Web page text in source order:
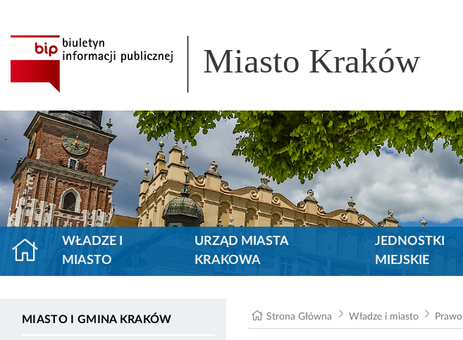
Miasto Kraków
WŁADZE I
MIASTO
URZĄD MIASTA
KRAKOWA
JEDNOSTKI
MIEJSKIE
MIASTO I GMINA KRAKÓW Strona Główna Władze i miasto Prawo